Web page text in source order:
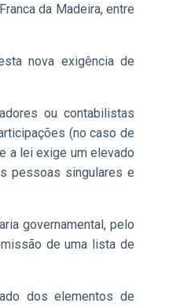
da Madeira, entre
nova exigência de
ou contabilistas
(no caso de
a lei exige um elevado
pessoas singulares e
governamental, pelo
de uma lista de
dos elementos de